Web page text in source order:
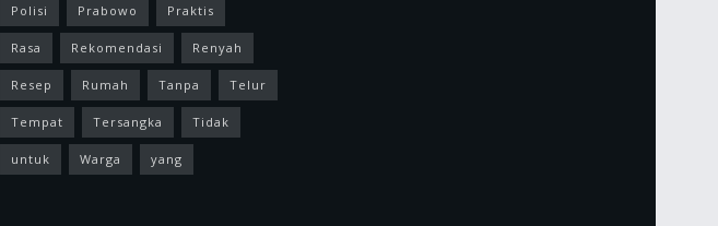
Polisi Prabowo Praktis
Rasa Rekomendasi Renyah
Resep Rumah Tanpa Telur
Tempat Tersangka Tidak
untuk Warga yang